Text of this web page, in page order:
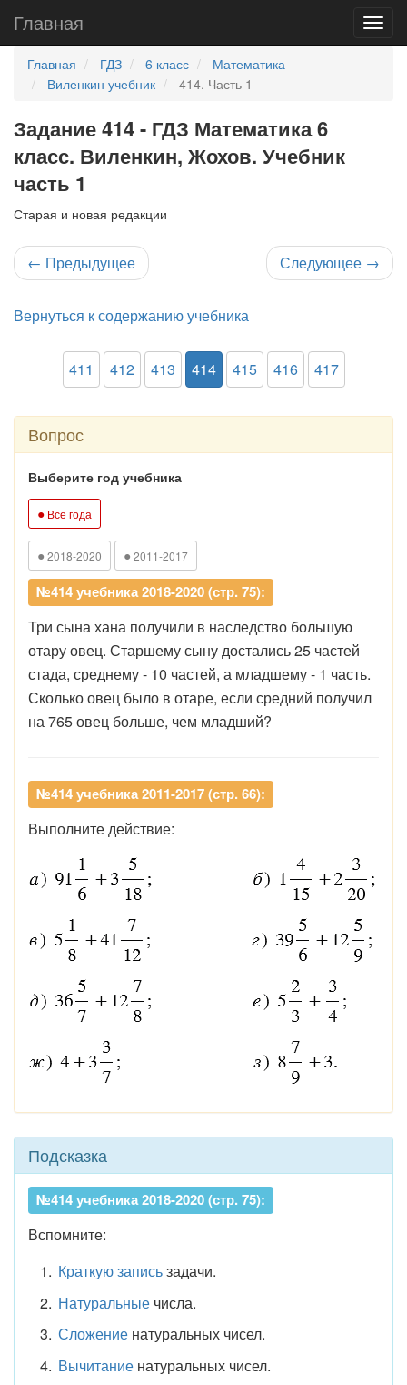
Главная
Главная ГДЗ 6 класс
Математика
Виленкин учебник
414. Часть 1
Задание 414 - ГДЗ Математика 6
класс. Виленкин, Жохов. Учебник
часть 1
Старая и новая редакции
← Предыдущее Следующее →
Вернуться к содержанию учебника
411 412 413 414 415 416 417
Вопрос
Выберите год учебника
● Все года
● 2018-2020 ● 2011-2017
№414 учебника 2018-2020 (стр. 75):
Три сына хана получили в наследство большую
отару овец. Старшему сыну достались 25 частей
стада, среднему - 10 частей, а младшему - 1 часть.
Сколько овец было в отаре, если средний получил
на 765 овец больше, чем младший?
№414 учебника 2011-2017 (стр. 66):
Выполните действие:
Подсказка
№414 учебника 2018-2020 (стр. 75):
Вспомните:
Краткую записьзадачи.
Натуральныечисла.
Сложениенатуральных чисел.
Вычитаниенатуральных чисел.